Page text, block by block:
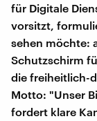
für Digitale
vorsitzt,
sehen möchte:
Schutzschirm
die freiheitlich-
Motto: "Unser
fordert klare